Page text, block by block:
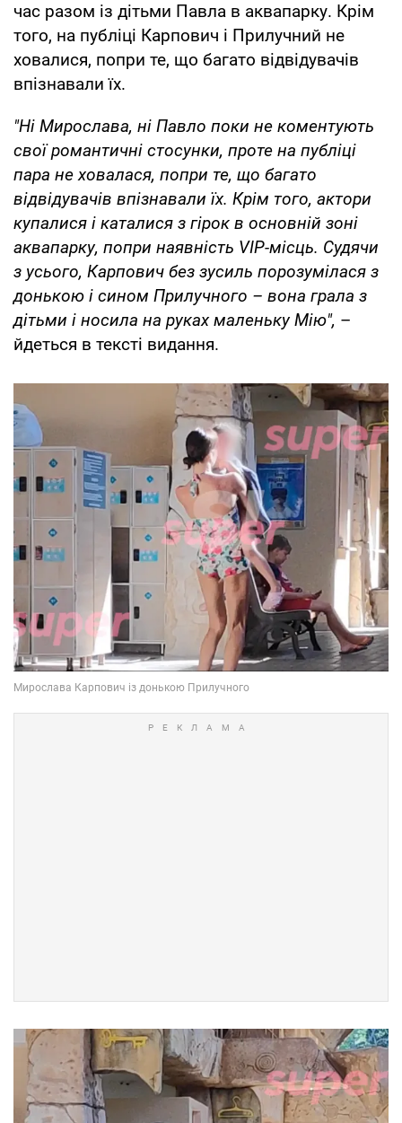
час разом із дітьми Павла в аквапарку. Крім
того, на публіці Карпович і Прилучний не
ховалися, попри те, що багато відвідувачів
впізнавали їх.
"Ні Мирослава, ні Павло поки не коментують
свої романтичні стосунки, проте на публіці
пара не ховалася, попри те, що багато
відвідувачів впізнавали їх. Крім того, актори
купалися і каталися з гірок в основній зоні
аквапарку, попри наявність VIP-місць. Судячи
з усього, Карпович без зусиль порозумілася з
донькою і сином Прилучного – вона грала з
дітьми і носила на руках маленьку Мію", –
йдеться в тексті видання.